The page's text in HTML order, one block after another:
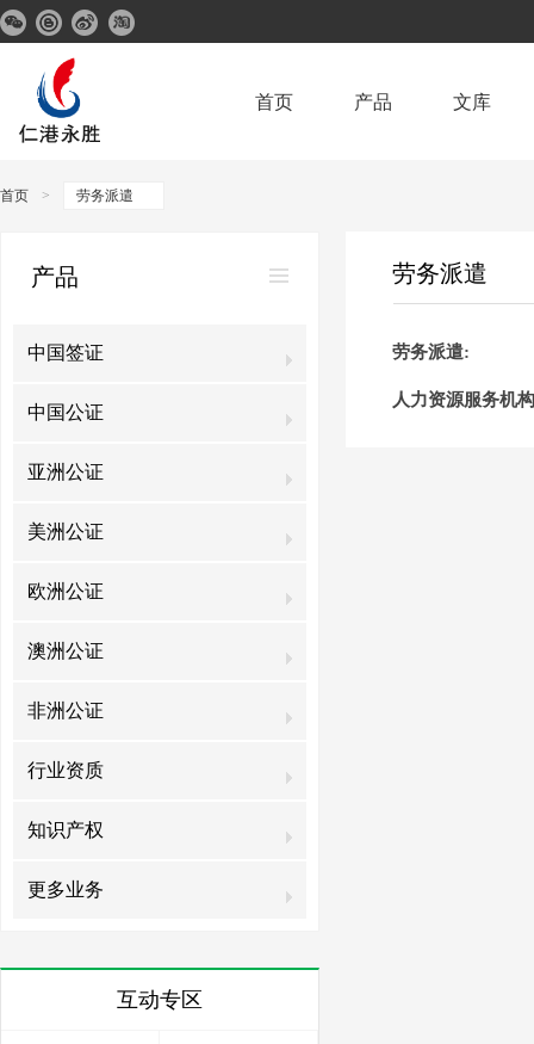
首页 产品 文库
首页 > 劳务派遣
产品
中国签证
中国公证
亚洲公证
美洲公证
欧洲公证
澳洲公证
非洲公证
行业资质
知识产权
更多业务
互动专区
劳务派遣
劳务派遣:
人力资源服务机